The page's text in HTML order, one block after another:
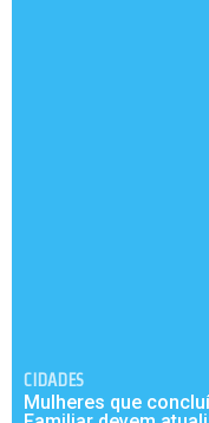
CIDADES
Mulheres que